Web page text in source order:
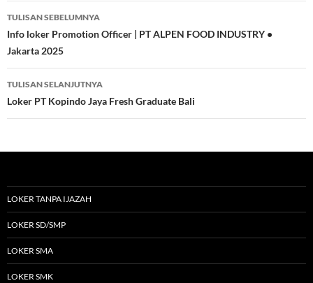
Navigasi
Tulisan
TULISAN SEBELUMNYA
Info loker Promotion Officer | PT ALPEN FOOD INDUSTRY •
Jakarta 2025
TULISAN SELANJUTNYA
Loker PT Kopindo Jaya Fresh Graduate Bali
LOKER TANPA IJAZAH
LOKER SD/SMP
LOKER SMA
LOKER SMK